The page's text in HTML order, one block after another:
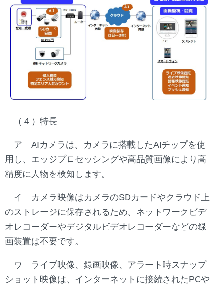
（４）特長
ア AIカメラは、カメラに搭載したAIチップを使
用し、エッジプロセッシングや高品質画像により高
精度に人物を検知します。
イ カメラ映像はカメラのSDカードやクラウド上
のストレージに保存されるため、ネットワークビデ
オレコーダーやデジタルビデオレコーダーなどの録
画装置は不要です。
ウ ライブ映像、録画映像、アラート時スナップ
ショット映像は、インターネットに接続されたPCや